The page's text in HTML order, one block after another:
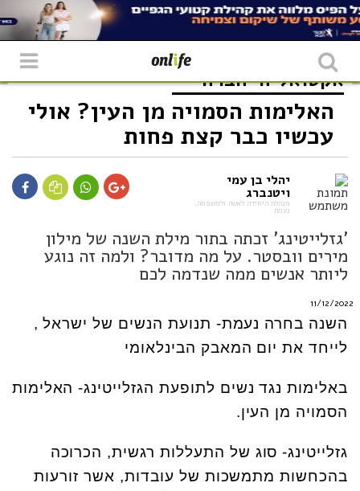
אקטואליה חברה
האלימות הסמויה מן העין? אולי
עכשיו כבר קצת פחות
יהלי בן עמי
ויטנברג
מנהלת היחידה לאשה ולמשפחה,
נעמת
'גזלייטינג' זכתה בתור מילת השנה של מילון
מירים וובסטר. על מה מדובר? ולמה זה נוגע
ליותר אנשים ממה שנדמה לכם
11/12/2022
השנה בחרה נעמת- תנועת הנשים של ישראל ,
לייחד את יום המאבק הבינלאומי
באלימות נגד נשים לתופעת הגזלייטינג- האלימות
הסמויה מן העין.
גזלייטינג- סוג של התעללות רגשית, הכרוכה
בהכחשות מתמשכות של עובדות, אשר זורעות